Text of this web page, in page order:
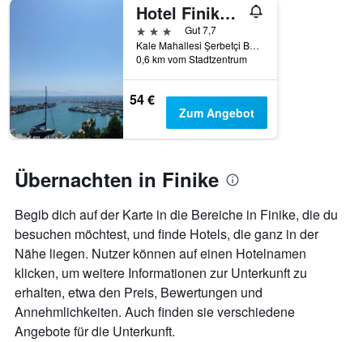
Hotel Finike Marina
3 Sterne
Gut 7,7
Kale Mahallesi Şerbetçi Bulvarı no:50 Liman Girişi Finike, Finike, Türkei
0,6 km vom Stadtzentrum
54 €
Zum Angebot
Übernachten in Finike
Begib dich auf der Karte in die Bereiche in Finike, die du
besuchen möchtest, und finde Hotels, die ganz in der
Nähe liegen. Nutzer können auf einen Hotelnamen
klicken, um weitere Informationen zur Unterkunft zu
erhalten, etwa den Preis, Bewertungen und
Annehmlichkeiten. Auch finden sie verschiedene
Angebote für die Unterkunft.